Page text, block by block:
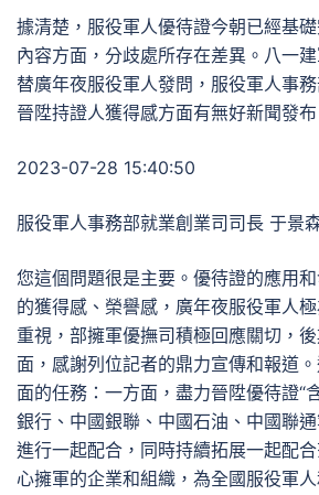
據清楚，服役軍人優待證今朝已經基
內容方面，分歧處所存在差異。八一
替廣年夜服役軍人發問，服役軍人事
晉陞持證人獲得感方面有無好新聞發布
2023-07-28 15:40:50
服役軍人事務部就業創業司司長 于景
您這個問題很是主要。優待證的應用
的獲得感、榮譽感，廣年夜服役軍人
重視，部擁軍優撫司積極回應關切，
面，感謝列位記者的鼎力宣傳和報道
面的任務：一方面，盡力晉陞優待證“
銀行、中國銀聯、中國石油、中國聯
進行一起配合，同時持續拓展一起配
心擁軍的企業和組織，為全國服役軍